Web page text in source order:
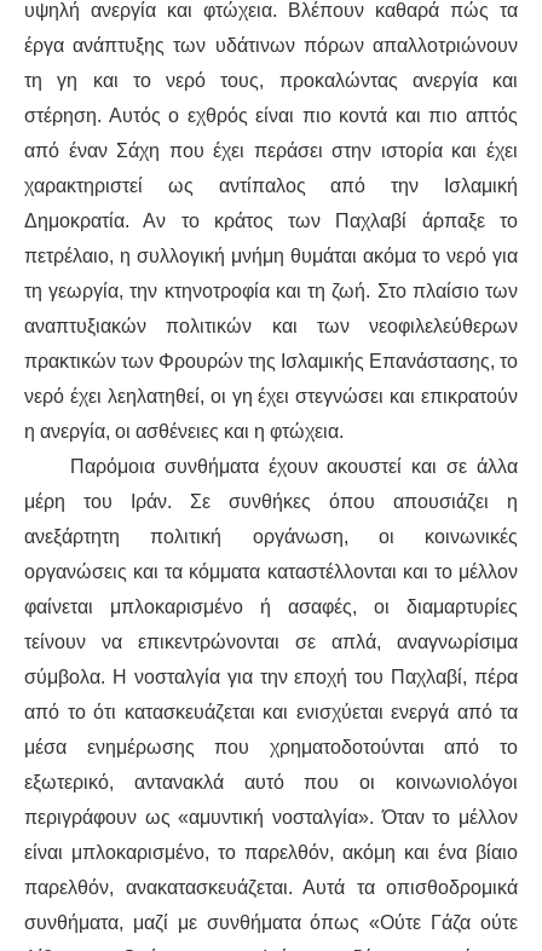
υψηλή ανεργία και φτώχεια. Βλέπουν καθαρά πώς τα
έργα ανάπτυξης των υδάτινων πόρων απαλλοτριώνουν
τη γη και το νερό τους, προκαλώντας ανεργία και
στέρηση. Αυτός ο εχθρός είναι πιο κοντά και πιο απτός
από έναν Σάχη που έχει περάσει στην ιστορία και έχει
χαρακτηριστεί ως αντίπαλος από την Ισλαμική
Δημοκρατία. Αν το κράτος των Παχλαβί άρπαξε το
πετρέλαιο, η συλλογική μνήμη θυμάται ακόμα το νερό για
τη γεωργία, την κτηνοτροφία και τη ζωή. Στο πλαίσιο των
αναπτυξιακών πολιτικών και των νεοφιλελεύθερων
πρακτικών των Φρουρών της Ισλαμικής Επανάστασης, το
νερό έχει λεηλατηθεί, οι γη έχει στεγνώσει και επικρατούν
η ανεργία, οι ασθένειες και η φτώχεια.
Παρόμοια συνθήματα έχουν ακουστεί και σε άλλα
μέρη του Ιράν. Σε συνθήκες όπου απουσιάζει η
ανεξάρτητη πολιτική οργάνωση, οι κοινωνικές
οργανώσεις και τα κόμματα καταστέλλονται και το μέλλον
φαίνεται μπλοκαρισμένο ή ασαφές, οι διαμαρτυρίες
τείνουν να επικεντρώνονται σε απλά, αναγνωρίσιμα
σύμβολα. Η νοσταλγία για την εποχή του Παχλαβί, πέρα
από το ότι κατασκευάζεται και ενισχύεται ενεργά από τα
μέσα ενημέρωσης που χρηματοδοτούνται από το
εξωτερικό, αντανακλά αυτό που οι κοινωνιολόγοι
περιγράφουν ως «αμυντική νοσταλγία». Όταν το μέλλον
είναι μπλοκαρισμένο, το παρελθόν, ακόμη και ένα βίαιο
παρελθόν, ανακατασκευάζεται. Αυτά τα οπισθοδρομικά
συνθήματα, μαζί με συνθήματα όπως «Ούτε Γάζα ούτε